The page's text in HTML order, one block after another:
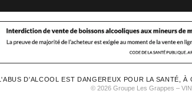
L'ABUS D'ALCOOL EST DANGEREUX POUR LA SANTÉ, À
© 2026 Groupe Les Grappes –